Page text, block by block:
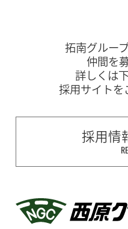
拓南グルー
仲間を
詳しくは
採用サイトを
採用情